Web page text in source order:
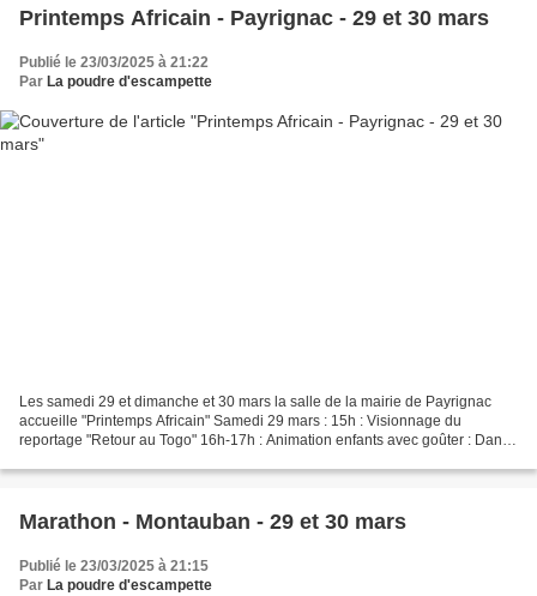
Printemps Africain - Payrignac - 29 et 30 mars
Publié le 23/03/2025 à 21:22
Par La poudre d'escampette
Les samedi 29 et dimanche et 30 mars la salle de la mairie de Payrignac
accueille "Printemps Africain" Samedi 29 mars : 15h : Visionnage du
reportage "Retour au Togo" 16h-17h : Animation enfants avec goûter : Danse
Marathon - Montauban - 29 et 30 mars
Publié le 23/03/2025 à 21:15
Par La poudre d'escampette